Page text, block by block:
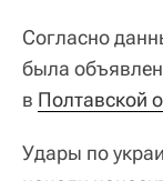
Согласно
была
в Полтавской
Удары по